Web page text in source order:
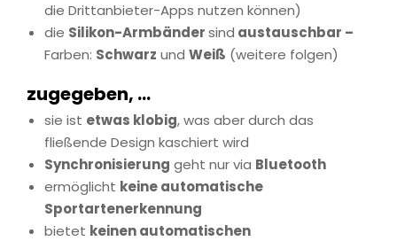
die Drittanbieter-Apps nutzen können)
die Silikon-Armbändersind austauschbar –
Farben: Schwarz und Weiß (weitere folgen)
zugegeben, …
sie ist etwas klobig, was aber durch das
fließende Design kaschiert wird
Synchronisierung geht nur via Bluetooth
ermöglicht keine automatische
Sportartenerkennung
bietet keinen automatischen